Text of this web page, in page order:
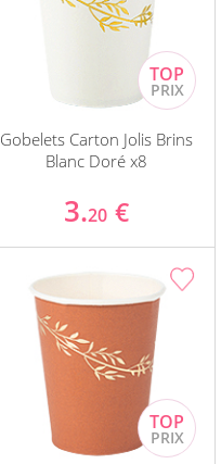
Gobelets Carton Jolis Brins
Blanc Doré x8
3.20 €